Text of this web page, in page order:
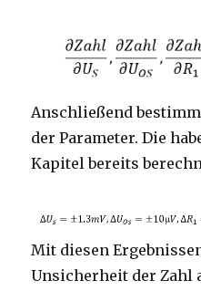
Anschließend
der Parameter. Die
Kapitel bereits
Mit diesen
Unsicherheit der Zahl